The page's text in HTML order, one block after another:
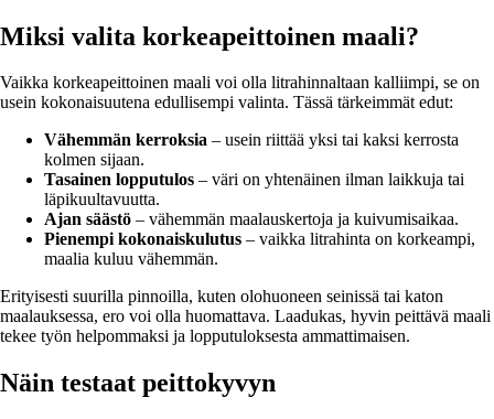
Miksi valita korkeapeittoinen maali?
Vaikka korkeapeittoinen maali voi olla litrahinnaltaan kalliimpi, se on
usein kokonaisuutena edullisempi valinta. Tässä tärkeimmät edut:
Vähemmän kerroksia – usein riittää yksi tai kaksi kerrosta
kolmen sijaan.
Tasainen lopputulos – väri on yhtenäinen ilman laikkuja tai
läpikuultavuutta.
Ajan säästö – vähemmän maalauskertoja ja kuivumisaikaa.
Pienempi kokonaiskulutus – vaikka litrahinta on korkeampi,
maalia kuluu vähemmän.
Erityisesti suurilla pinnoilla, kuten olohuoneen seinissä tai katon
maalauksessa, ero voi olla huomattava. Laadukas, hyvin peittävä maali
tekee työn helpommaksi ja lopputuloksesta ammattimaisen.
Näin testaat peittokyvyn